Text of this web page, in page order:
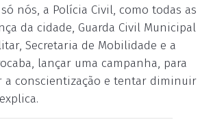
nós, a Polícia Civil, como todas as
da cidade, Guarda Civil Municipal
Secretaria de Mobilidade e a
lançar uma campanha, para
a conscientização e tentar diminuir